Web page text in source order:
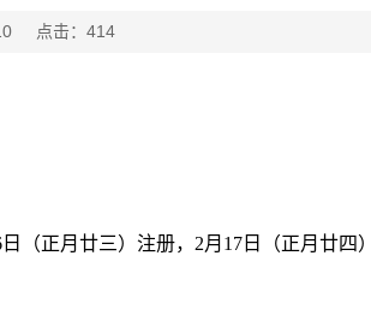
10 点击： 414
（正月廿三）注册，2月17日（正月廿四